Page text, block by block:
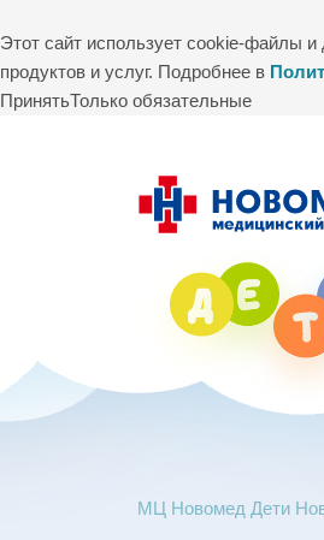
Этот сайт использует cookie-файлы и
продуктов и услуг. Подробнее в
ПринятьТолько обязательные
МЦ Новомед Дети